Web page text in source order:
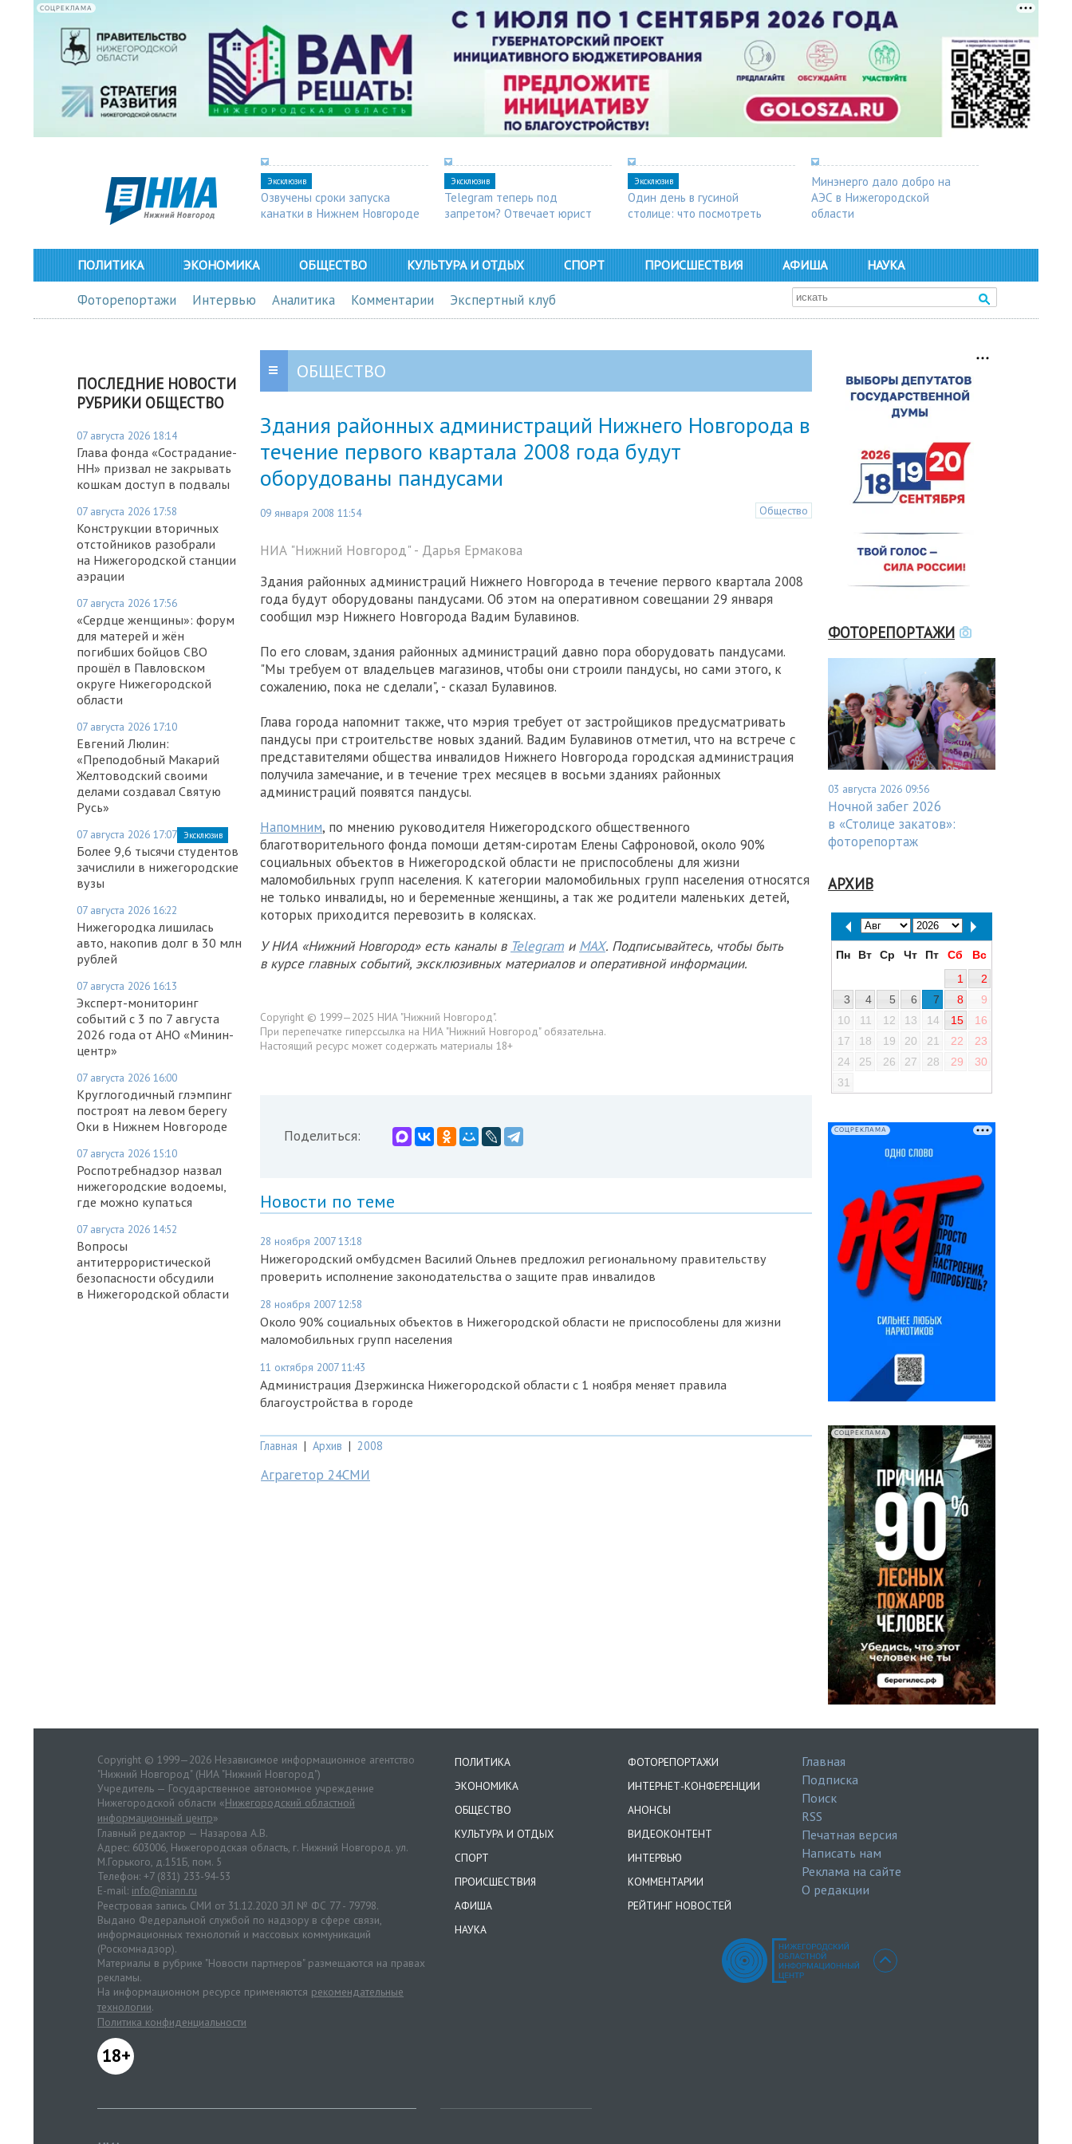
СОЦРЕКЛАМА
Эксклюзив
Озвучены сроки запуска
канатки в Нижнем Новгороде
Эксклюзив
Telegram теперь под
запретом? Отвечает юрист
Эксклюзив
Один день в гусиной
столице: что посмотреть
Минэнерго дало добро на
АЭС в Нижегородской
области
ПОЛИТИКА ЭКОНОМИКА ОБЩЕСТВО КУЛЬТУРА И ОТДЫХ СПОРТ ПРОИСШЕСТВИЯ АФИША НАУКА
Фоторепортажи Интервью Аналитика Комментарии Экспертный клуб
ПОСЛЕДНИЕ НОВОСТИ
РУБРИКИ ОБЩЕСТВО
07 августа 2026 18:14
Глава фонда «Сострадание-
НН» призвал не закрывать
кошкам доступ в подвалы
07 августа 2026 17:58
Конструкции вторичных
отстойников разобрали
на Нижегородской станции
аэрации
07 августа 2026 17:56
«Сердце женщины»: форум
для матерей и жён
погибших бойцов СВО
прошёл в Павловском
округе Нижегородской
области
07 августа 2026 17:10
Евгений Люлин:
«Преподобный Макарий
Желтоводский своими
делами создавал Святую
Русь»
07 августа 2026 17:07 Эксклюзив
Более 9,6 тысячи студентов
зачислили в нижегородские
вузы
07 августа 2026 16:22
Нижегородка лишилась
авто, накопив долг в 30 млн
рублей
07 августа 2026 16:13
Эксперт-мониторинг
событий с 3 по 7 августа
2026 года от АНО «Минин-
центр»
07 августа 2026 16:00
Круглогодичный глэмпинг
построят на левом берегу
Оки в Нижнем Новгороде
07 августа 2026 15:10
Роспотребнадзор назвал
нижегородские водоемы,
где можно купаться
07 августа 2026 14:52
Вопросы
антитеррористической
безопасности обсудили
в Нижегородской области
ОБЩЕСТВО
Здания районных администраций Нижнего Новгорода в
течение первого квартала 2008 года будут
оборудованы пандусами
09 января 2008 11:54 Общество
НИА "Нижний Новгород" - Дарья Ермакова
Здания районных администраций Нижнего Новгорода в течение первого квартала 2008
года будут оборудованы пандусами. Об этом на оперативном совещании 29 января
сообщил мэр Нижнего Новгорода Вадим Булавинов.
По его словам, здания районных администраций давно пора оборудовать пандусами.
"Мы требуем от владельцев магазинов, чтобы они строили пандусы, но сами этого, к
сожалению, пока не сделали", - сказал Булавинов.
Глава города напомнит также, что мэрия требует от застройщиков предусматривать
пандусы при строительстве новых зданий. Вадим Булавинов отметил, что на встрече с
представителями общества инвалидов Нижнего Новгорода городская администрация
получила замечание, и в течение трех месяцев в восьми зданиях районных
администраций появятся пандусы.
Напомним, по мнению руководителя Нижегородского общественного
благотворительного фонда помощи детям-сиротам Елены Сафроновой, около 90%
социальных объектов в Нижегородской области не приспособлены для жизни
маломобильных групп населения. К категории маломобильных групп населения относятся
не только инвалиды, но и беременные женщины, а так же родители маленьких детей,
которых приходится перевозить в колясках.
У НИА «Нижний Новгород» есть каналы в Telegram и MAX. Подписывайтесь, чтобы быть
в курсе главных событий, эксклюзивных материалов и оперативной информации.
Copyright © 1999—2025 НИА "Нижний Новгород".
При перепечатке гиперссылка на НИА "Нижний Новгород" обязательна.
Настоящий ресурс может содержать материалы 18+
Поделиться:
Новости по теме
28 ноября 2007 13:18
Нижегородский омбудсмен Василий Ольнев предложил региональному правительству
проверить исполнение законодательства о защите прав инвалидов
28 ноября 2007 12:58
Около 90% социальных объектов в Нижегородской области не приспособлены для жизни
маломобильных групп населения
11 октября 2007 11:43
Администрация Дзержинска Нижегородской области с 1 ноября меняет правила
благоустройства в городе
Главная | Архив | 2008
Аграгетор 24СМИ
ФОТОРЕПОРТАЖИ
03 августа 2026 09:56
Ночной забег 2026
в «Столице закатов»:
фоторепортаж
АРХИВ
Пн Вт Ср Чт Пт Сб
Вс
1
2
3
4 5 6 7 8
9
10
11 12 13 14 15
16
17
18 19 20 21 22
23
24
25 26 27 28 29
30
31
СОЦРЕКЛАМА
СОЦРЕКЛАМА
Copyright © 1999—2026 Независимое информационное агентство
"Нижний Новгород" (НИА "Нижний Новгород")
Учредитель — Государственное автономное учреждение
Нижегородской области «Нижегородский областной
информационный центр»
Главный редактор — Назарова А.В.
Адрес: 603006, Нижегородская область, г. Нижний Новгород. ул.
М.Горького, д.151Б, пом. 5
Телефон: +7 (831) 233-94-53
E-mail: info@niann.ru
Реестровая запись СМИ от 31.12.2020 ЭЛ № ФС 77 - 79798.
Выдано Федеральной службой по надзору в сфере связи,
информационных технологий и массовых коммуникаций
(Роскомнадзор).
Материалы в рубрике "Новости партнеров" размещаются на правах
рекламы.
На информационном ресурсе применяются рекомендательные
технологии.
Политика конфиденциальности
18+
ПОЛИТИКА
ЭКОНОМИКА
ОБЩЕСТВО
КУЛЬТУРА И ОТДЫХ
СПОРТ
ПРОИСШЕСТВИЯ
АФИША
НАУКА
ФОТОРЕПОРТАЖИ
ИНТЕРНЕТ-КОНФЕРЕНЦИИ
АНОНСЫ
ВИДЕОКОНТЕНТ
ИНТЕРВЬЮ
КОММЕНТАРИИ
РЕЙТИНГ НОВОСТЕЙ
Главная
Подписка
Поиск
RSS
Печатная версия
Написать нам
Реклама на сайте
О редакции